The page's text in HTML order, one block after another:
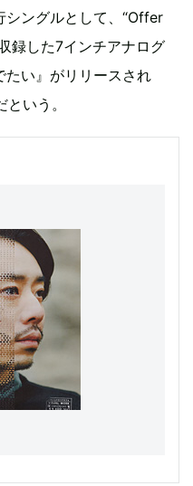
シングルとして、“Offer
録した7インチアナログ
い』がリリースされ
いう。